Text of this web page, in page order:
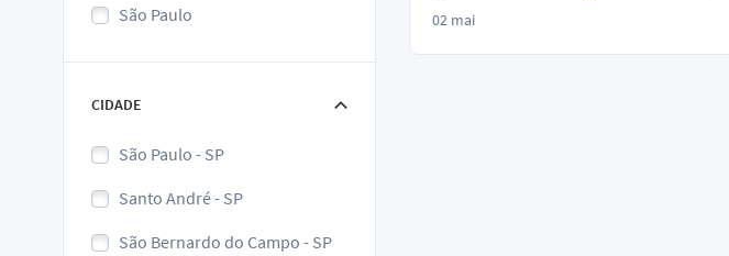
São Paulo
CIDADE
São Paulo - SP
Santo André - SP
São Bernardo do Campo - SP
02 mai